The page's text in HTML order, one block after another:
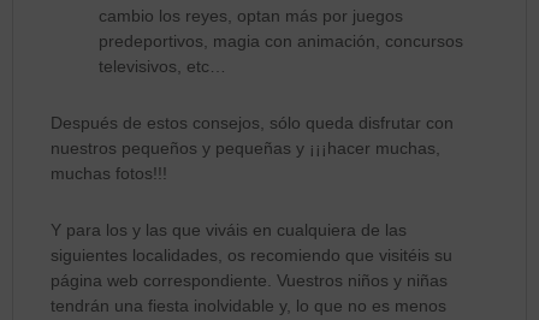
cambio los reyes, optan más por juegos
predeportivos, magia con animación, concursos
televisivos, etc…
Después de estos consejos, sólo queda disfrutar con
nuestros pequeños y pequeñas y ¡¡¡hacer muchas,
muchas fotos!!!
Y para los y las que viváis en cualquiera de las
siguientes localidades, os recomiendo que visitéis su
página web correspondiente. Vuestros niños y niñas
tendrán una fiesta inolvidable y, lo que no es menos